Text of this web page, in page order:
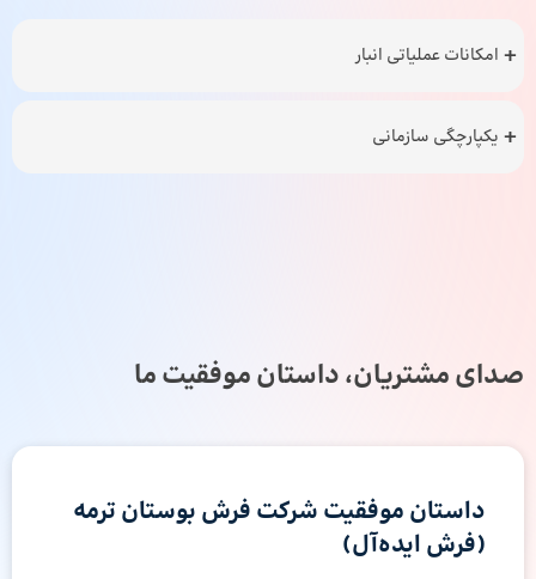
امکانات عملیاتی انبار
یکپارچگی سازمانی
صدای مشتریان، داستان موفقیت ما
داستان موفقیت شرکت فرش بوستان ترمه
(فرش ایده‌آل)